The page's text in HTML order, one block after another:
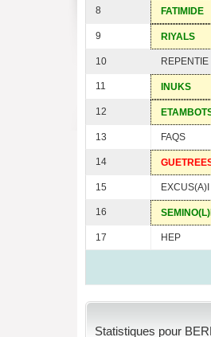
8 FATIMIDE
9 RIYALS
10 REPENTIE
11 INUKS
12
13 FAQS
14
15 EXCUS(A)I
16
17 HEP
Statistiques pour